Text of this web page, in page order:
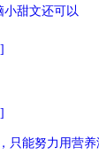
小甜文还可以
只能努力用营